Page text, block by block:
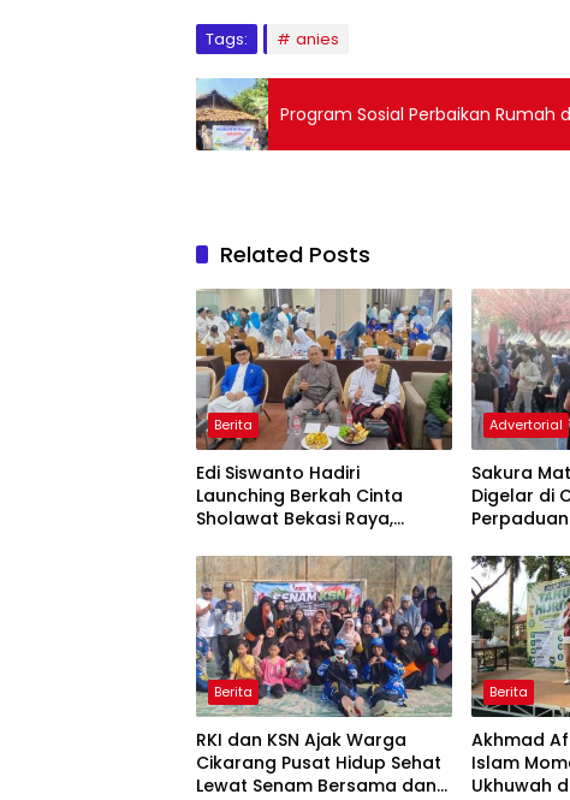
Tags: anies
Program Sosial Perbaikan Rumah
Related Posts
Berita
Edi Siswanto Hadiri
Launching Berkah Cinta
Sholawat Bekasi Raya,
yang Amanah
Advertorial
Sakura
Digelar di
Berita
RKI dan KSN Ajak Warga
Cikarang Pusat Hidup Sehat
Lewat Senam Bersama dan
Berita
Akhmad
Islam
Ukhuwah